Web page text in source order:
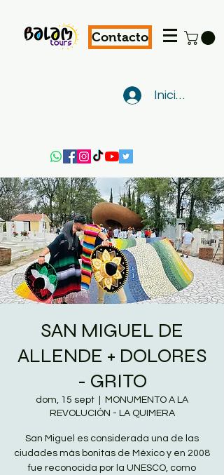
Contacto
Iniciar sesión
SAN MIGUEL DE
ALLENDE + DOLORES
- GRITO
dom, 15 sept
MONUMENTO A LA
REVOLUCIÓN - LA QUIMERA
San Miguel es considerada una de las
ciudades más bonitas de México y en 2008
fue reconocida por la UNESCO, como